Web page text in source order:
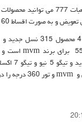
همچنین شما با مراجعه به شعبات
صورت اقساط 60 ماهه خریداری کنید.
mvm
آریزو 5
mvmو تور 360 درجه را در سایت 777 مشاهده کنید.